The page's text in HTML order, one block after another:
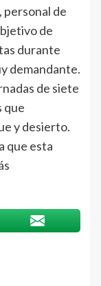
personal de
de
durante
demandante.
de siete
que
y desierto.
que esta